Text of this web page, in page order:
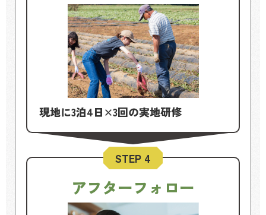
現地に3泊4日×3回の実地研修
STEP 4
アフターフォロー